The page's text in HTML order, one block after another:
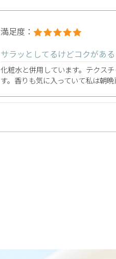
満足度：
サラッとしてるけどコクがある
化粧水と併用しています。テクス
す。香りも気に入っていて私は朝
す。冬場はもうちょっとしっとり